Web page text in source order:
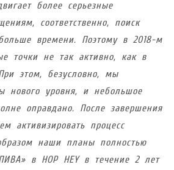
более серьезные
соответственно, поиск
времени. Поэтому в 2018-м
точки не так активно, как в
этом, безусловно, мы
нового уровня, и небольшое
оправдано. После завершения
активизировать процесс
наши планы полностью
в HOP HEY в течение 2 лет